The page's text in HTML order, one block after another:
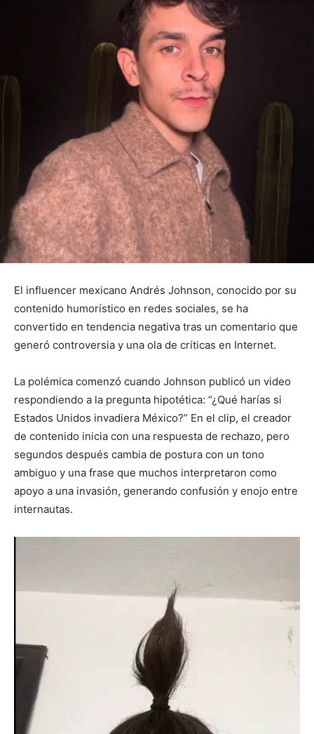
El influencer mexicano Andrés Johnson, conocido por su
contenido humorístico en redes sociales, se ha
convertido en tendencia negativa tras un comentario que
generó controversia y una ola de críticas en Internet.
La polémica comenzó cuando Johnson publicó un video
respondiendo a la pregunta hipotética: “¿Qué harías si
Estados Unidos invadiera México?” En el clip, el creador
de contenido inicia con una respuesta de rechazo, pero
segundos después cambia de postura con un tono
ambiguo y una frase que muchos interpretaron como
apoyo a una invasión, generando confusión y enojo entre
internautas.